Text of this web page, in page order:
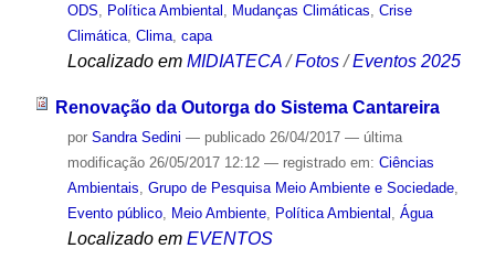
ODS
Política Ambiental Mudanças Climáticas Crise
Climática, Clima, capa
Localizado em MIDIATECA /Fotos /Eventos 2025
Renovação da Outorga do Sistema Cantareira
por Sandra Sedini — publicado26/04/2017 — última
modificação26/05/2017 12:12 — registrado em: Ciências
Ambientais, Grupo de Pesquisa Meio Ambiente e Sociedade,
Evento público, Meio Ambiente, Política Ambiental , Água
Localizado em EVENTOS